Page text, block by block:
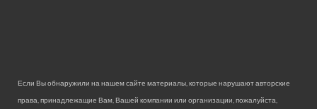
Если Вы обнаружили на нашем сайте материалы, которые нарушают авторские
права, принадлежащие Вам, Вашей компании или организации, пожалуйста,